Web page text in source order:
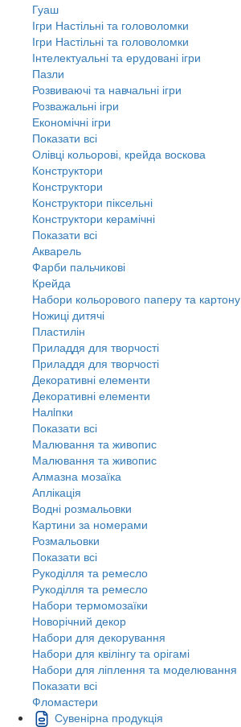
Гуаш
Ігри Настільні та головоломки
Ігри Настільні та головоломки
Інтелектуальні та ерудовані ігри
Пазли
Розвиваючі та навчальні ігри
Розважальні ігри
Економічні ігри
Показати всі
Олівці кольорові, крейда воскова
Конструктори
Конструктори
Конструктори піксельні
Конструктори керамічні
Показати всі
Акварель
Фарби пальчикові
Крейда
Набори кольорового паперу та картону
Ножиці дитячі
Пластилін
Приладдя для творчості
Приладдя для творчості
Декоративні елементи
Декоративні елементи
Налiпки
Показати всі
Малювання та живопис
Малювання та живопис
Алмазна мозаїка
Аплікація
Водні розмальовки
Картини за номерами
Розмальовки
Показати всі
Рукоділля та ремесло
Рукоділля та ремесло
Набори термомозаїки
Новорічний декор
Набори для декорування
Набори для квілінгу та орігамі
Набори для ліплення та моделювання
Показати всі
Фломастери
Сувенірна продукція